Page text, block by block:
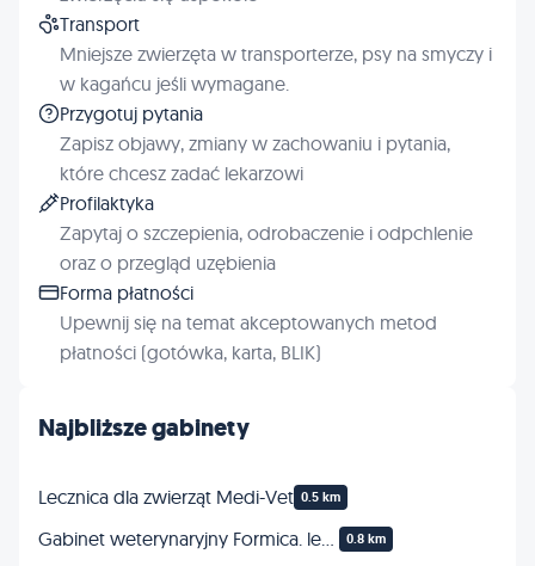
Najbliższe gabinety
Lecznica dla zwierząt Medi-Vet 0.5 km
0.8 km
Transport
Mniejsze zwierzęta w transporterze, psy na smyczy i
w kagańcu jeśli wymagane.
Przygotuj pytania
Zapisz objawy, zmiany w zachowaniu i pytania,
które chcesz zadać lekarzowi
Profilaktyka
Zapytaj o szczepienia, odrobaczenie i odpchlenie
oraz o przegląd uzębienia
Forma płatności
Upewnij się na temat akceptowanych metod
płatności (gotówka, karta, BLIK)